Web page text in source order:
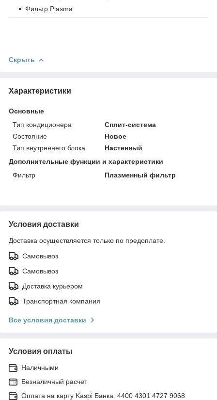
Фильтр Plasma
Скрыть
Характеристики
Основные
Тип кондиционера
Сплит-система
Состояние
Новое
Тип внутреннего блока
Настенный
Дополнительные функции и характеристики
Фильтр
Плазменный фильтр
Условия доставки
Доставка осуществляется только по предоплате.
Самовывоз
Самовывоз
Доставка курьером
Транспортная компания
Все условия доставки
Условия оплаты
Наличными
Безналичный расчет
Оплата на карту Kaspi Банка: 4400 4301 4727 9068